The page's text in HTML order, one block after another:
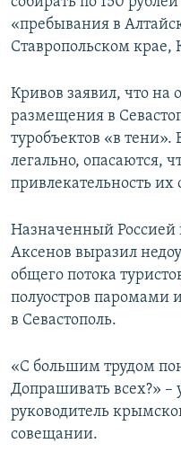
«пребывания в
Ставропольском крае,
Кривов заявил, что на
размещения в
туробъектов «в
легально, опасаются,
привлекательность
Назначенный Россией
Аксенов выразил
общего потока
полуостров паромами
в Севастополь.
«С большим трудом
Допрашивать всех?» –
руководитель
совещании.